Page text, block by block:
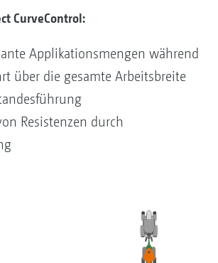
CurveControl:
Applikationsmengen während
über die gesamte Arbeitsbreite
Resistenzen durch